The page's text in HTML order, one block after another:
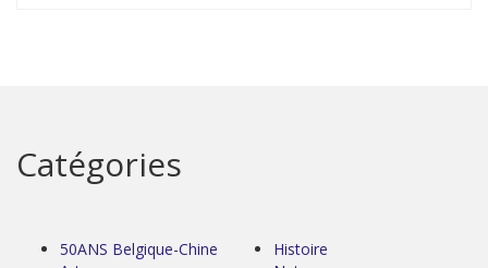
Catégories
50ANS Belgique-Chine
Histoire